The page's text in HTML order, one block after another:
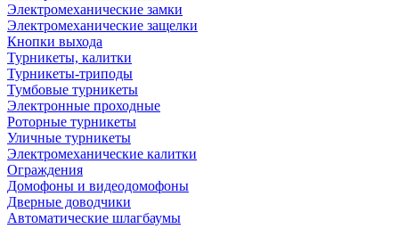
Электромеханические замки
Электромеханические защелки
Кнопки выхода
Турникеты, калитки
Турникеты-триподы
Тумбовые турникеты
Электронные проходные
Роторные турникеты
Уличные турникеты
Электромеханические калитки
Ограждения
Домофоны и видеодомофоны
Дверные доводчики
Автоматические шлагбаумы